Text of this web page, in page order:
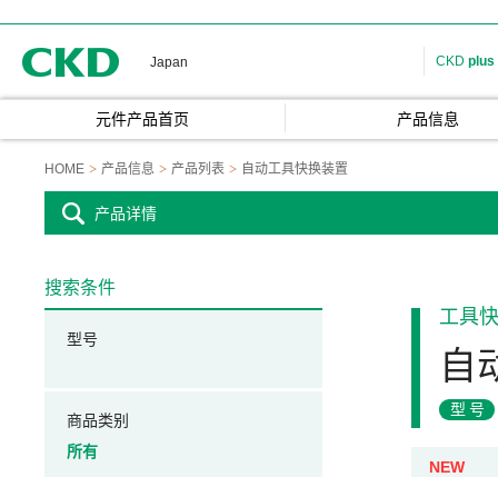
Japan CKD plus
元件产品首页 产品信息
HOME 产品信息 产品列表 自动工具快换装置
产品详情
工具
自
型号
NEW
搜索条件
型号
商品类别
所有